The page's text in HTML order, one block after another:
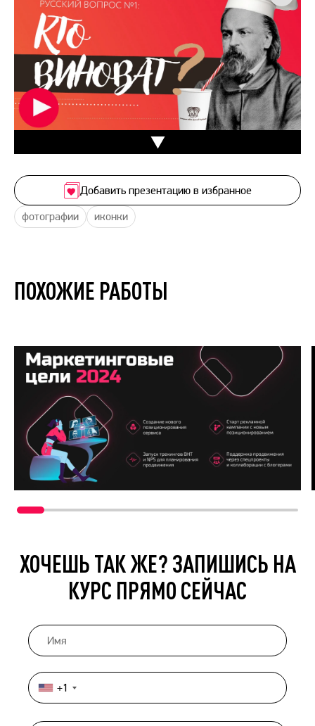
фотографии иконки
Добавить презентацию в избранное
ПОХОЖИЕ РАБОТЫ
ХОЧЕШЬ ТАК ЖЕ? ЗАПИШИСЬ НА
КУРС ПРЯМО СЕЙЧАС
United
States
+1
+1